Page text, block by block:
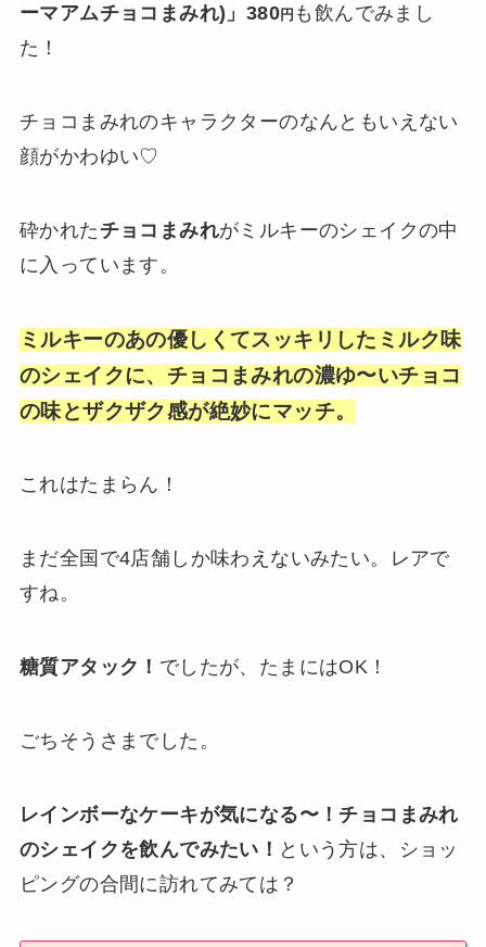
ーマアムチョコまみれ)」380円 も飲んでみまし
た！
チョコまみれのキャラクターのなんともいえない
顔がかわゆい♡
砕かれた チョコまみれがミルキーのシェイクの中
に入っています。
ミルキーのあの優しくてスッキリしたミルク味
のシェイクに、チョコまみれの濃ゆ〜いチョコ
の味とザクザク感が絶妙にマッチ。
これはたまらん！
まだ全国で4店舗しか味わえないみたい。レアで
すね。
糖質アタック！ でしたが、たまにはOK！
ごちそうさまでした。
レインボーなケーキが気になる〜！チョコまみれ
のシェイクを飲んでみたい！ という方は、ショッ
ピングの合間に訪れてみては？